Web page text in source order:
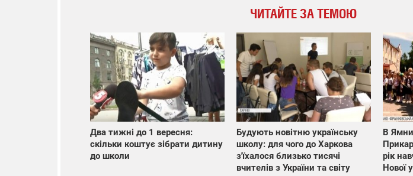
ЧИТАЙТЕ ЗА ТЕМОЮ
Два тижні до 1 вересня:
скільки коштує зібрати дитину
до школи
Будують новітню українську
школу: для чого до Харкова
з'їхалося близько тисячі
вчителів з України та світу
В
рік
Нової